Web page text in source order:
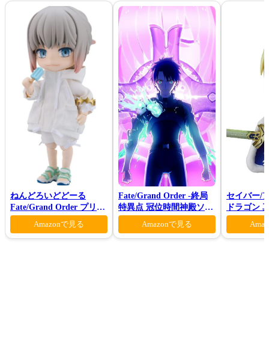
ねんどろいどどーる
Fate/Grand Order プリテ
ンダー/オベロン 爽やかサ
マー・プリンスVer.
Amazonで見る
Fate/Grand Order -終局
特異点 冠位時間神殿ソロ
モン-(完全生産限定版)
Amazonで見る
セイバー/
ドラゴン